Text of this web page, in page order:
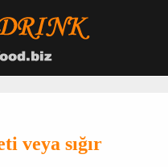
veya sığır